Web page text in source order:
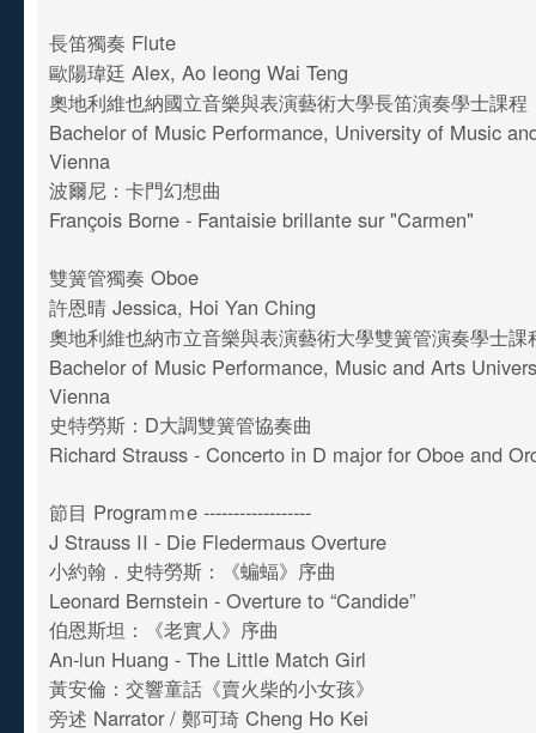
長笛獨奏 Flute
歐陽瑋廷 Alex, Ao Ieong Wai Teng
奧地利維也納國立音樂與表演藝術大學長笛演奏學士課程
Bachelor of Music Performance, University of Music
Vienna
波爾尼：卡門幻想曲
François Borne - Fantaisie brillante sur "Carmen"
雙簧管獨奏 Oboe
許恩晴 Jessica, Hoi Yan Ching
奧地利維也納市立音樂與表演藝術大學雙簧管演奏學士課
Bachelor of Music Performance, Music and Arts
Vienna
史特勞斯：D大調雙簧管協奏曲
Richard Strauss - Concerto in D major for Oboe and
節目 Programｍe ------------------
J Strauss II - Die Fledermaus Overture
小約翰．史特勞斯：《蝙蝠》序曲
Leonard Bernstein - Overture to “Candide”
伯恩斯坦：《老實人》序曲
An-lun Huang - The Little Match Girl
黃安倫：交響童話《賣火柴的小女孩》
旁述 Narrator / 鄭可琦 Cheng Ho Kei